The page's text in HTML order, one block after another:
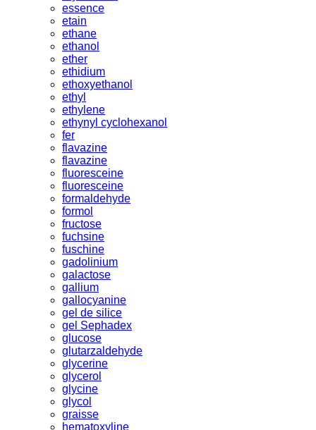
essence
etain
ethane
ethanol
ether
ethidium
ethoxyethanol
ethyl
ethylene
ethynyl cyclohexanol
fer
flavazine
flavazine
fluoresceine
fluoresceine
formaldehyde
formol
fructose
fuchsine
fuschine
gadolinium
galactose
gallium
gallocyanine
gel de silice
gel Sephadex
glucose
glutarzaldehyde
glycerine
glycerol
glycine
glycol
graisse
hematoxyline